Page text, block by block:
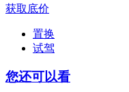
获取底价
置换
试驾
您还可以看